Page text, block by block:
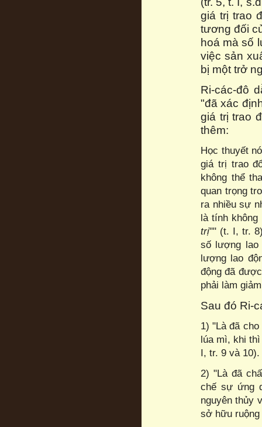
giá trị trao
tương đối
hoá mà số
việc sản
bị một trở
Ri-các-đô
"đã xác
giá trị trao
thêm:
Học thuyết
giá trị trao
không thể
quan trọng
ra nhiều sự
là tính
trị"" (t. I, tr.
số lượng lao
lượng lao
động đã
phải làm
Sau đó Ri-
1) "Là đã
lúa mì, khi
I, tr. 9 và 10).
2) "Là đã
chế sự ứng
nguyên thủy
sở hữu